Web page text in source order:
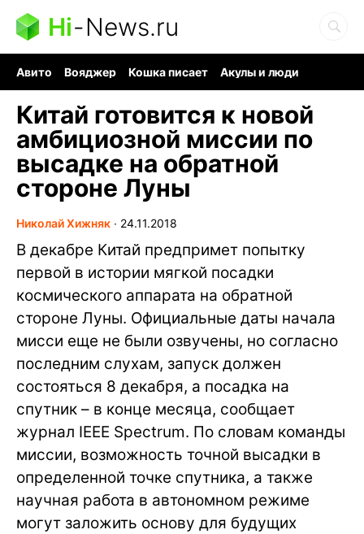
Hi-News.ru
Авито Вояджер Кошка писает
Акулы и люди
Китай готовится к новой
амбициозной миссии по
высадке на обратной
стороне Луны
Николай Хижняк ∙ 24.11.2018
В декабре Китай предпримет попытку
первой в истории мягкой посадки
космического аппарата на обратной
стороне Луны. Официальные даты начала
мисси еще не были озвучены, но согласно
последним слухам, запуск должен
состояться 8 декабря, а посадка на
спутник – в конце месяца, сообщает
журнал IEEE Spectrum. По словам команды
миссии, возможность точной высадки в
определенной точке спутника, а также
научная работа в автономном режиме
могут заложить основу для будущих